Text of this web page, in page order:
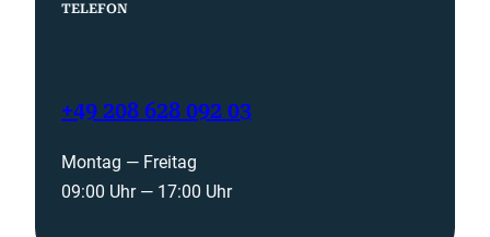
TELEFON
+49 208 628 092 03
Montag — Freitag
09:00 Uhr — 17:00 Uhr